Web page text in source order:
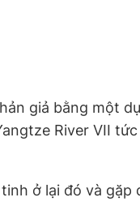
giả bằng một
River VII
ở lại đó và gặp